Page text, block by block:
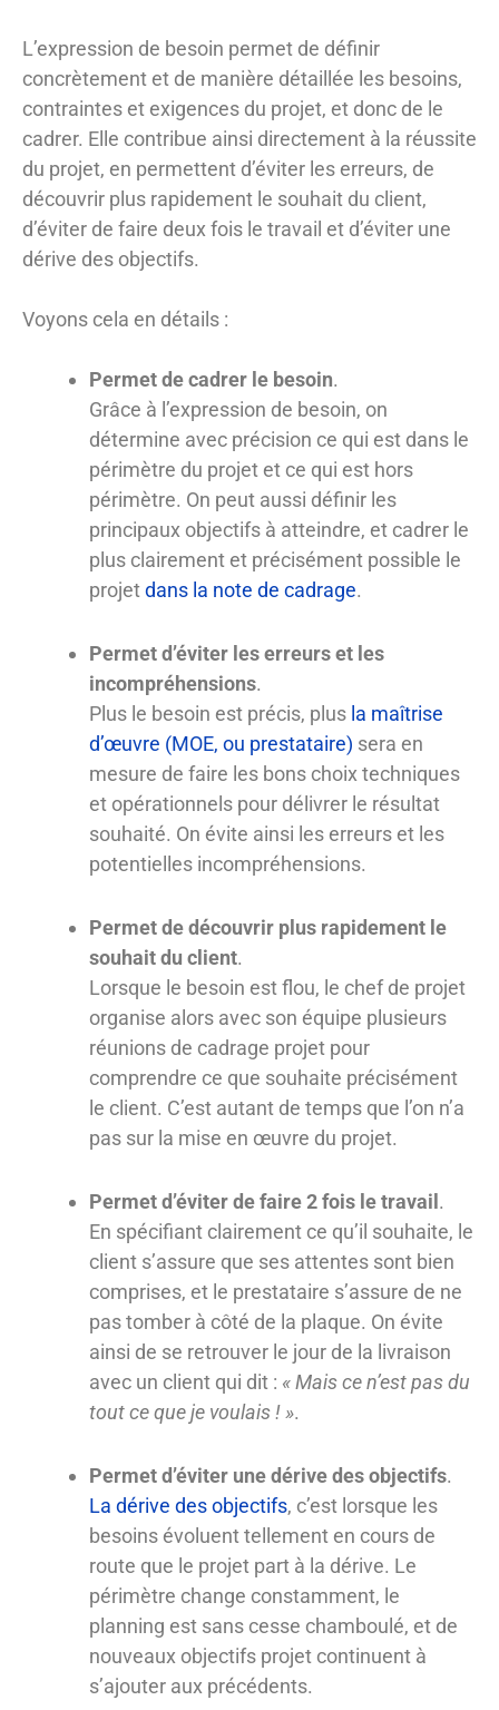
L’expression de besoin permet de définir
concrètement et de manière détaillée les besoins,
contraintes et exigences du projet, et donc de le
cadrer. Elle contribue ainsi directement à la réussite
du projet, en permettent d’éviter les erreurs, de
découvrir plus rapidement le souhait du client,
d’éviter de faire deux fois le travail et d’éviter une
dérive des objectifs.
Voyons cela en détails :
Permet de cadrer le besoin.
Grâce à l’expression de besoin, on
détermine avec précision ce qui est dans le
périmètre du projet et ce qui est hors
périmètre. On peut aussi définir les
principaux objectifs à atteindre, et cadrer le
plus clairement et précisément possible le
projetdans la note de cadrage.
Permet d’éviter les erreurs et les
incompréhensions.
Plus le besoin est précis, plus la maîtrise
d’œuvre (MOE, ou prestataire) sera en
mesure de faire les bons choix techniques
et opérationnels pour délivrer le résultat
souhaité. On évite ainsi les erreurs et les
potentielles incompréhensions.
Permet de découvrir plus rapidement le
souhait du client.
Lorsque le besoin est flou, le chef de projet
organise alors avec son équipe plusieurs
réunions de cadrage projet pour
comprendre ce que souhaite précisément
le client. C’est autant de temps que l’on n’a
pas sur la mise en œuvre du projet.
Permet d’éviter de faire 2 fois le travail.
En spécifiant clairement ce qu’il souhaite, le
client s’assure que ses attentes sont bien
comprises, et le prestataire s’assure de ne
pas tomber à côté de la plaque. On évite
ainsi de se retrouver le jour de la livraison
avec un client qui dit : « Mais ce n’est pas du
tout ce que je voulais ! ».
Permet d’éviter une dérive des objectifs.
La dérive des objectifs, c’est lorsque les
besoins évoluent tellement en cours de
route que le projet part à la dérive. Le
périmètre change constamment, le
planning est sans cesse chamboulé, et de
nouveaux objectifs projet continuent à
s’ajouter aux précédents.